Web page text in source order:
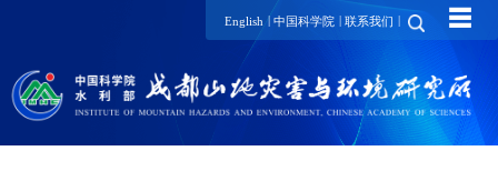
English | 中国科学院 | 联系我们 | ☰